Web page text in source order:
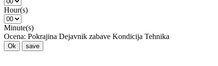
Hour(s)
Minute(s)
Ocena: Pokrajina Dejavnik zabave Kondicija Tehnika
Ok save